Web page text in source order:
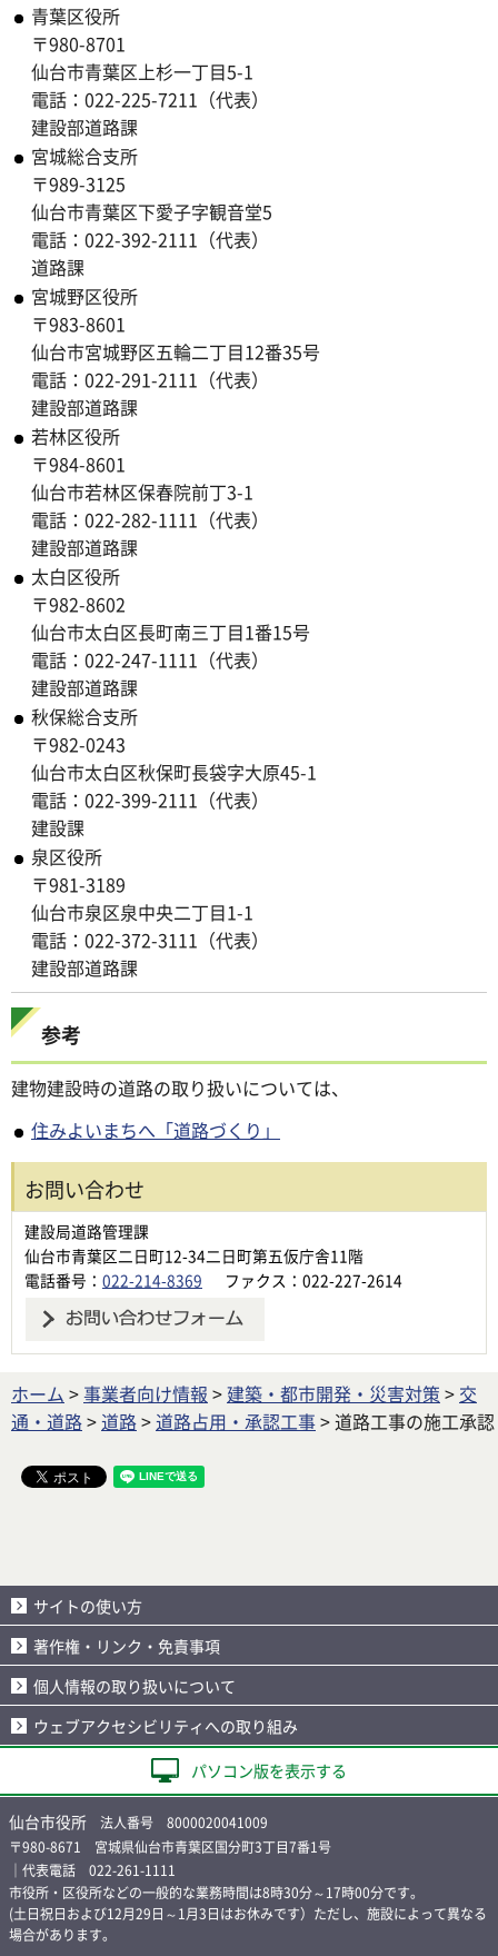
青葉区役所
〒980-8701
仙台市青葉区上杉一丁目5-1
電話：022-225-7211（代表）
建設部道路課
宮城総合支所
〒989-3125
仙台市青葉区下愛子字観音堂5
電話：022-392-2111（代表）
道路課
宮城野区役所
〒983-8601
仙台市宮城野区五輪二丁目12番35号
電話：022-291-2111（代表）
建設部道路課
若林区役所
〒984-8601
仙台市若林区保春院前丁3-1
電話：022-282-1111（代表）
建設部道路課
太白区役所
〒982-8602
仙台市太白区長町南三丁目1番15号
電話：022-247-1111（代表）
建設部道路課
秋保総合支所
〒982-0243
仙台市太白区秋保町長袋字大原45-1
電話：022-399-2111（代表）
建設課
泉区役所
〒981-3189
仙台市泉区泉中央二丁目1-1
電話：022-372-3111（代表）
建設部道路課
参考
建物建設時の道路の取り扱いについては、
住みよいまちへ「道路づくり」
お問い合わせ
建設局道路管理課
仙台市青葉区二日町12-34二日町第五仮庁舎11階
電話番号： 022-214-8369 ファクス：022-227-2614
ホーム >事業者向け情報 >建築・都市開発・災害対策 > 交
通・道路>道路>道路占用・承認工事> 道路工事の施工承認
サイトの使い方
著作権・リンク・免責事項
個人情報の取り扱いについて
ウェブアクセシビリティへの取り組み
パソコン版を表示する
仙台市役所 法人番号 8000020041009
〒980-8671 宮城県仙台市青葉区国分町3丁目7番1号
｜代表電話 022-261-1111
市役所・区役所などの一般的な業務時間は8時30分～17時00分です。
(土日祝日および12月29日～1月3日はお休みです）ただし、施設によって異なる
場合があります。